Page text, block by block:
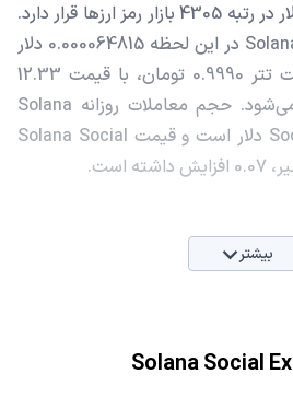
که با ارزش بازار حدود 0 دلار در رتبه 4305 بازار رمز ارزها قرار دارد.
قیمت Solana Social Explorer در این لحظه 0.000064815 دلار
است که با احتساب قیمت تتر 0.9990 تومان، با قیمت 12.33
تومان در ایران معامله می‌شود. حجم معاملات روزانه Solana
Social Explorer 51,388.00 دلار است و قیمت Solana Social
بیشتر